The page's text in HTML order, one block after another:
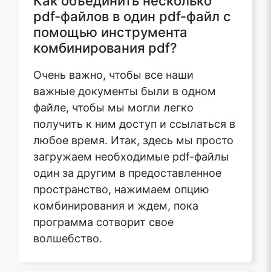
pdf-файлов в один pdf-файл с
помощью инструмента
комбинирования pdf?
Очень важно, чтобы все наши
важные документы были в одном
файле, чтобы мы могли легко
получить к ним доступ и ссылаться в
любое время. Итак, здесь мы просто
загружаем необходимые pdf-файлы
один за другим в предоставленное
пространство, нажимаем опцию
комбинирования и ждем, пока
программа сотворит свое
волшебство.